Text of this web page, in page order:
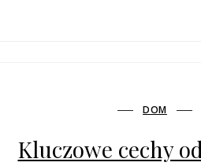
DOM
Kluczowe cechy